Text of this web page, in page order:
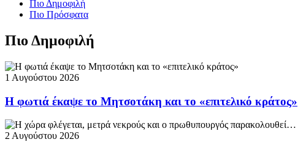
Πιο Δημοφιλή
Πιο Πρόσφατα
Πιο Δημοφιλή
1 Αυγούστου 2026
Η φωτιά έκαψε το Μητσοτάκη και το «επιτελικό κράτος»
2 Αυγούστου 2026